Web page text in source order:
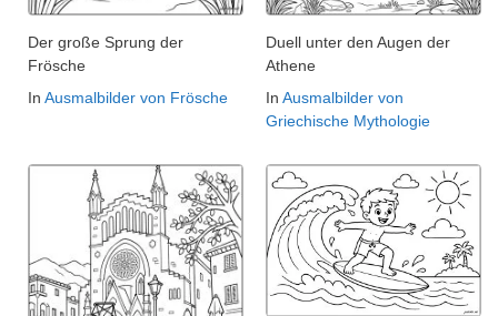
Der große Sprung der
Frösche
In Ausmalbilder von Frösche
Duell unter den Augen der
Athene
In Ausmalbilder von
Griechische Mythologie